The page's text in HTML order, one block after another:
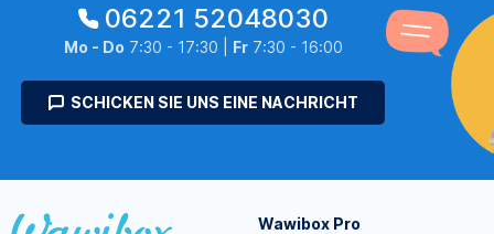
06221 52048030
Mo - Do 7:30 - 17:30 | Fr7:30 - 16:00
SCHICKEN SIE UNS EINE NACHRICHT
Wawibox Pro